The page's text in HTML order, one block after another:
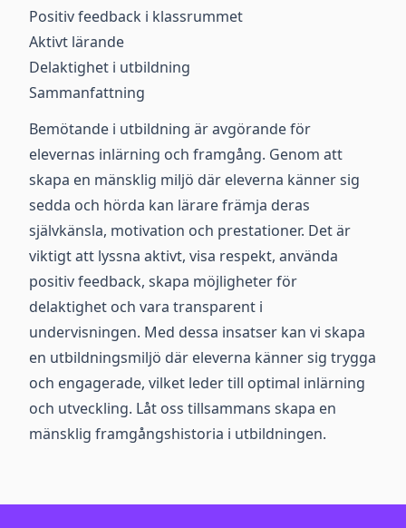
Positiv feedback i klassrummet
Aktivt lärande
Delaktighet i utbildning
Sammanfattning
Bemötande i utbildning är avgörande för
elevernas inlärning och framgång. Genom att
skapa en mänsklig miljö där eleverna känner sig
sedda och hörda kan lärare främja deras
självkänsla, motivation och prestationer. Det är
viktigt att lyssna aktivt, visa respekt, använda
positiv feedback, skapa möjligheter för
delaktighet och vara transparent i
undervisningen. Med dessa insatser kan vi skapa
en utbildningsmiljö där eleverna känner sig trygga
och engagerade, vilket leder till optimal inlärning
och utveckling. Låt oss tillsammans skapa en
mänsklig framgångshistoria i utbildningen.